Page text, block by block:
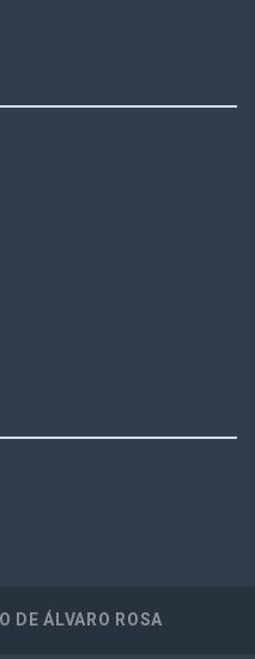
DEÁLVARO ROSA